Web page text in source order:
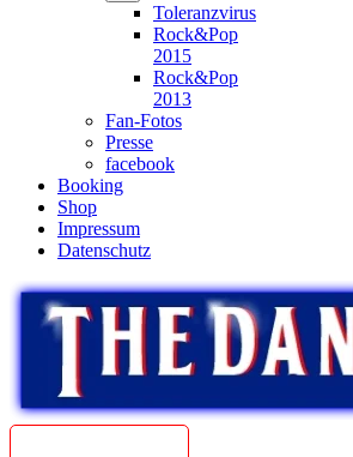
Toleranzvirus
Rock&Pop
2015
Rock&Pop
2013
Fan-Fotos
Presse
facebook
Booking
Shop
Impressum
Datenschutz